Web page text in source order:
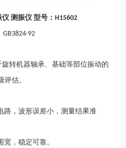
仪 测振仪 型号：H15602
GB3824-92
旋转机器轴承、基础等部位振动的
评估。
路，波形误差小，测量结果准
宽，稳定可靠。